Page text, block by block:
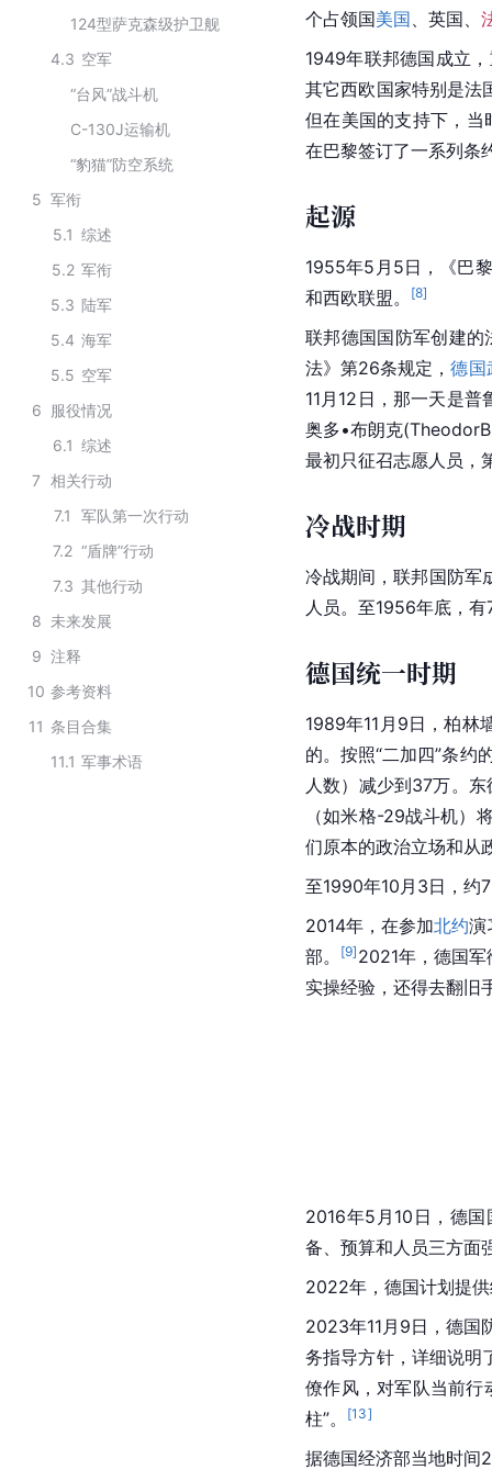
124型萨克森级护卫舰
4.3 空军
“台风”战斗机
C-130J运输机
“豹猫”防空系统
5 军衔
5.1 综述
5.2 军衔
5.3 陆军
5.4 海军
5.5 空军
6 服役情况
6.1 综述
7 相关行动
7.1
军队第一次行动
7.2 “盾牌”行动
7.3 其他行动
8 未来发展
9 注释
10 参考资料
11 条目合集
11.1 军事术语
个占领国美国 英国
1949年联邦德国成立
其它西欧国家特别是法
但在美国的支持下，当
在巴黎签订了一系列条
起源
1955年5月5日，《巴
和西欧联盟。
[8]
联邦德国国防军创建
法》第26条规定，德国
11月12日，那一天是
奥多•布朗克
最初只征召志愿人员，
冷战时期
冷战期间，联邦国防军
人员。至1956年底，
德国统一时期
1989年11月9日，柏林
的。按照“二加四”条约
人数）减少到37万。
（如米格-29战斗机）
们原本的政治立场和从
至1990年10月3日，约
2014年，在参加北约演
部。
[9] 2021年，德国军
实操经验，还得去翻旧
2016年5月10日， 德国
备、预算和人员三方面
2022年，德国计划提
2023年11月9日，德国
务指导方针，详细说明
僚作风，对军队当前行
柱”。
[13]
据德国经济部当地时间